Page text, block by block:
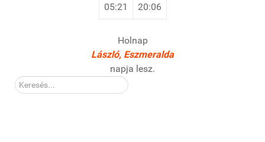
05:21 20:06
Holnap
László, Eszmeralda
napja lesz.
Kereső: